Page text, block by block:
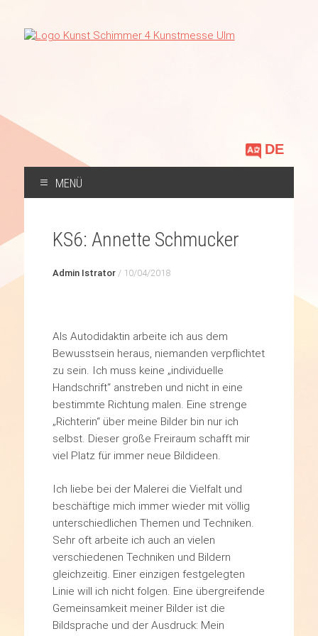
Sprache
auswählen
MENÜ
SPRINGEN
KS6: Annette Schmucker
Admin Istrator/ 10/04/2018
Als Autodidaktin arbeite ich aus dem
Bewusstsein heraus, niemanden verpflichtet
zu sein. Ich muss keine „individuelle
Handschrift“ anstreben und nicht in eine
bestimmte Richtung malen. Eine strenge
„Richterin“ über meine Bilder bin nur ich
selbst. Dieser große Freiraum schafft mir
viel Platz für immer neue Bildideen.
Ich liebe bei der Malerei die Vielfalt und
beschäftige mich immer wieder mit völlig
unterschiedlichen Themen und Techniken.
Sehr oft arbeite ich auch an vielen
verschiedenen Techniken und Bildern
gleichzeitig. Einer einzigen festgelegten
Linie will ich nicht folgen. Eine übergreifende
Gemeinsamkeit meiner Bilder ist die
Bildsprache und der Ausdruck: Mein